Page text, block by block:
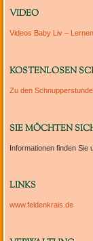
VIDEO
Videos Baby Liv –
KOSTENLOSEN
Zu den
SIE MÖCHTEN
Informationen finden Sie
LINKS
www.feldenkrais.de